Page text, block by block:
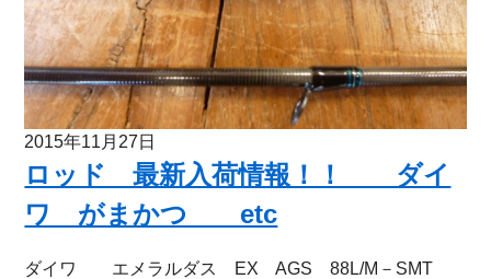
2015年11月27日
ロッド 最新入荷情報！！ ダイ
ワ がまかつ etc
ダイワ エメラルダス EX AGS 88L/M－SMT